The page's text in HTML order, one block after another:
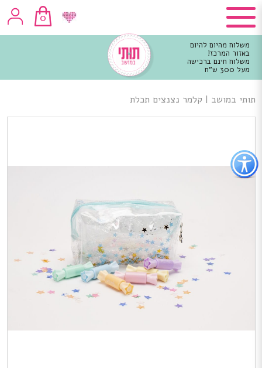
כפתור
לפתיחת
תפריט
נגישות
0
משלוח מהיום להיום
באזור המרכז!
משלוח חינם ברכישה
מעל 300 ש"ח
מרכזי
תותי במושב | קלמר נצנצים תכלת